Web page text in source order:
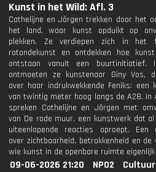
Kunst in het Wild: Afl. 3
Cathelijne en Jörgen trekken door het
het land, waar kunst opduikt op
plekken. Ze verdiepen zich in het
rotondekunst en ontdekken hoe
ontstaan vanuit een buurtinitiatief.
ontmoeten ze kunstenaar Giny Vos,
over haar indrukwekkende Feniks: een
van twintig meter hoog langs de A28. In
spreken Cathelijne en Jörgen met
van De rode muur, een kunstwerk dat
uiteenlopende reacties oproept. Een
over zichtbaarheid, betrokkenheid en de
wie kunst in de openbare ruimte
09-06-2026 21:20 NPO2